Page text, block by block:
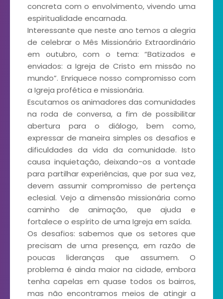
concreta com o envolvimento, vivendo uma
espiritualidade encarnada.
Interessante que neste ano temos a alegria
de celebrar o Mês Missionário Extraordinário
em outubro, com o tema: “Batizados e
enviados: a Igreja de Cristo em missão no
mundo”. Enriquece nosso compromisso com
a Igreja profética e missionária.
Escutamos os animadores das comunidades
na roda de conversa, a fim de possibilitar
abertura para o diálogo, bem como,
expressar de maneira simples os desafios e
dificuldades da vida da comunidade. Isto
causa inquietação, deixando-os a vontade
para partilhar experiências, que por sua vez,
devem assumir compromisso de pertença
eclesial. Vejo a dimensão missionária como
caminho de animação, que ajuda e
fortalece o espírito de uma Igreja em saída.
Os desafios: sabemos que os setores que
precisam de uma presença, em razão de
poucas lideranças que assumem. O
problema é ainda maior na cidade, embora
tenha capelas em quase todos os bairros,
mas não encontramos meios de atingir a